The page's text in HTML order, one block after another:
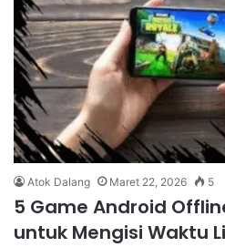
Atok Dalang Maret 22, 2026 5
5 Game Android
untuk Mengisi Waktu